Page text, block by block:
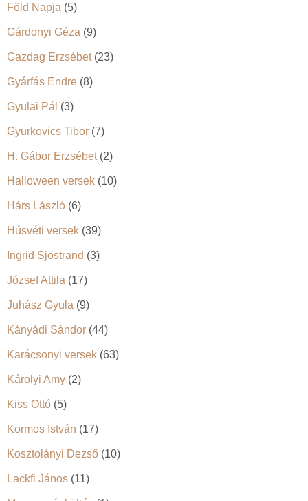
Föld Napja (5)
Gárdonyi Géza (9)
Gazdag Erzsébet(23)
Gyárfás Endre (8)
Gyulai Pál (3)
Gyurkovics Tibor (7)
H. Gábor Erzsébet(2)
Halloween versek (10)
Hárs László (6)
Húsvéti versek (39)
Ingrid Sjöstrand (3)
József Attila (17)
Juhász Gyula (9)
Kányádi Sándor (44)
Karácsonyi versek (63)
Károlyi Amy (2)
Kiss Ottó (5)
Kormos István (17)
Kosztolányi Dezső (10)
Lackfi János (11)